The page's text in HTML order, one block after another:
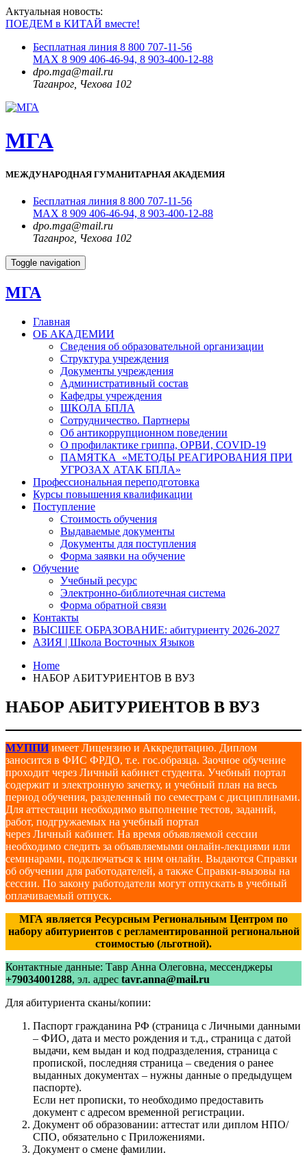
Актуальная новость:
ПОЕДЕМ в КИТАЙ вместе!
Бесплатная линия 8 800 707-11-56
MAX 8 909 406-46-94, 8 903-400-12-88
dpo.mga@mail.ru
Таганрог, Чехова 102
МГА
МЕЖДУНАРОДНАЯ ГУМАНИТАРНАЯ АКАДЕМИЯ
Бесплатная линия 8 800 707-11-56
MAX 8 909 406-46-94, 8 903-400-12-88
dpo.mga@mail.ru
Таганрог, Чехова 102
Toggle navigation
МГА
Главная
ОБ АКАДЕМИИ
Сведения об образовательной организации
Структура учреждения
Документы учреждения
Административный состав
Кафедры учреждения
ШКОЛА БПЛА
Сотрудничество. Партнеры
Об антикоррупционном поведении
О профилактике гриппа, ОРВИ, COVID-19
ПАМЯТКА «МЕТОДЫ РЕАГИРОВАНИЯ ПРИ
УГРОЗАХ АТАК БПЛА»
Профессиональная переподготовка
Курсы повышения квалификации
Поступление
Стоимость обучения
Выдаваемые документы
Документы для поступления
Форма заявки на обучение
Обучение
Учебный ресурс
Электронно-библиотечная система
Форма обратной связи
Контакты
ВЫСШЕЕ ОБРАЗОВАНИЕ: абитуриенту 2026-2027
АЗИЯ | Школа Восточных Языков
Home
НАБОР АБИТУРИЕНТОВ В ВУЗ
НАБОР АБИТУРИЕНТОВ В ВУЗ
МУППИимеет Лицензию и Аккредитацию. Диплом
заносится в ФИС ФРДО, т.е. гос.образца. Заочное обучение
проходит через Личный кабинет студента. Учебный портал
содержит и электронную зачетку, и учебный план на весь
период обучения, разделенный по семестрам с дисциплинами.
Для аттестации необходимо выполнение тестов, заданий,
работ, подгружаемых на учебный портал
через Личный кабинет. На время объявляемой сессии
необходимо следить за объявляемыми онлайн-лекциями или
семинарами, подключаться к ним онлайн. Выдаются Справки
об обучении для работодателей, а также Справки-вызовы на
сессии. По закону работодатели могут отпускать в учебный
оплачиваемый отпуск.
МГА является Ресурсным Региональным Центром по
набору абитуриентов с регламентированной региональной
стоимостью (льготной).
Контактные данные: Тавр Анна Олеговна, мессенджеры
+79034001288, эл. адрес tavr.anna@mail.ru
Для абитуриента сканы/копии:
Паспорт гражданина РФ (страница с Личными данными
– ФИО, дата и место рождения и т.д., страница с датой
выдачи, кем выдан и код подразделения, страница с
пропиской, последняя страница – сведения о ранее
выданных документах – нужны данные о предыдущем
паспорте).
Если нет прописки, то необходимо предоставить
документ с адресом временной регистрации.
Документ об образовании: аттестат или диплом НПО/
СПО, обязательно с Приложениями.
Документ о смене фамилии.